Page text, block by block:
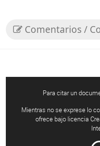
Comentarios /
Para citar un
Mientras no se exprese lo
ofrece bajo licencia